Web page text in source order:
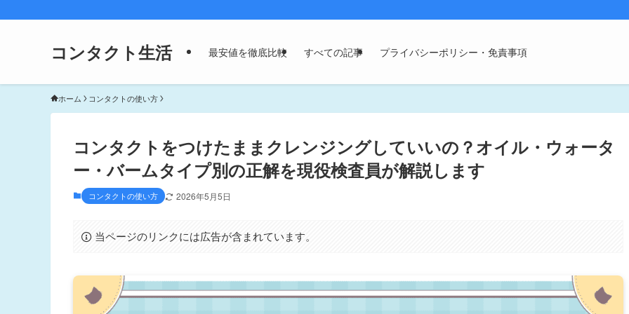
コンタクト生活 最安値を徹底比較 すべての記事 プライバシーポリシー・免責事項
ホーム コンタクトの使い方
コンタクトをつけたままクレンジングしていいの？オイル・ウォータ
ー・バームタイプ別の正解を現役検査員が解説します
コンタクトの使い方 2026年5月5日
当ページのリンクには広告が含まれています。